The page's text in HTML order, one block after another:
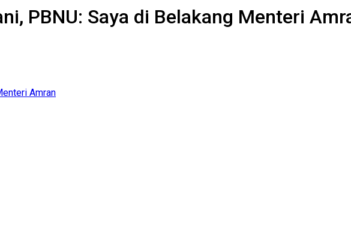
PBNU: Saya di Belakang Menteri